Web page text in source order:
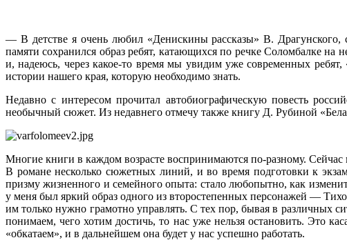
— В детстве я очень любил «Денискины рассказы» В. Драгунского,
памяти сохранился образ ребят, катающихся по речке Соломбалке на
и, надеюсь, через какое-то время мы увидим уже современных
истории нашего края, которую необходимо знать.
Недавно с интересом прочитал автобиографическую повесть
необычный сюжет. Из недавнего отмечу также книгу Д. Рубиной
Многие книги в каждом возрасте воспринимаются по-разному.
В романе несколько сюжетных линий, и во время подготовки к
призму жизненного и семейного опыта: стало любопытно, как
у меня был яркий образ одного из второстепенных персонажей —
им только нужно грамотно управлять. С тех пор, бывая в различных
понимаем, чего хотим достичь, то нас уже нельзя остановить. Это
«обкатаем», и в дальнейшем она будет у нас успешно работать.